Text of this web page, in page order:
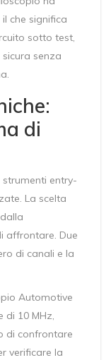
che significa
sotto test,
senza
di
entry-
La scelta
affrontare. Due
di canali e la
Automotive
di 10 MHz,
di confrontare
verificare la